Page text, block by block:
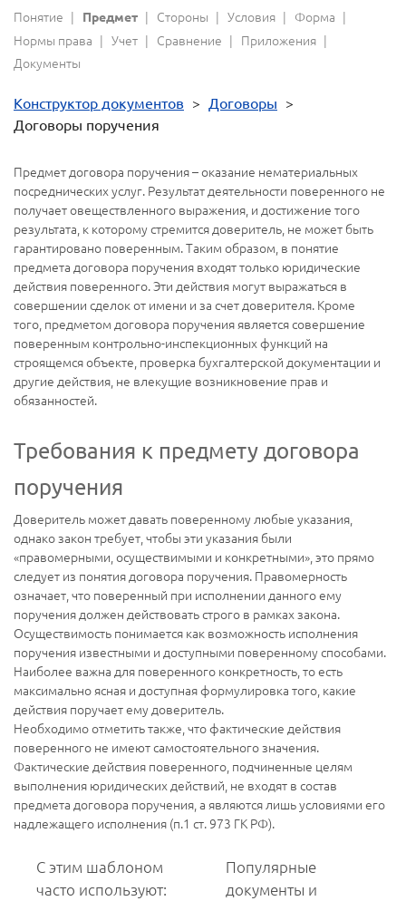
Понятие Предмет Стороны Условия
Форма
Нормы права
Учет Сравнение
Приложения
Документы
Конструктор документов > Договоры >
Договоры поручения
Предмет договора поручения – оказание нематериальных
посреднических услуг. Результат деятельности поверенного не
получает овеществленного выражения, и достижение того
результата, к которому стремится доверитель, не может быть
гарантировано поверенным. Таким образом, в понятие
предмета договора поручения входят только юридические
действия поверенного. Эти действия могут выражаться в
совершении сделок от имени и за счет доверителя. Кроме
того, предметом договора поручения является совершение
поверенным контрольно-инспекционных функций на
строящемся объекте, проверка бухгалтерской документации и
другие действия, не влекущие возникновение прав и
обязанностей.
Требования к предмету договора
поручения
Доверитель может давать поверенному любые указания,
однако закон требует, чтобы эти указания были
«правомерными, осуществимыми и конкретными», это прямо
следует из понятия договора поручения. Правомерность
означает, что поверенный при исполнении данного ему
поручения должен действовать строго в рамках закона.
Осуществимость понимается как возможность исполнения
поручения известными и доступными поверенному способами.
Наиболее важна для поверенного конкретность, то есть
максимально ясная и доступная формулировка того, какие
действия поручает ему доверитель.
Необходимо отметить также, что фактические действия
поверенного не имеют самостоятельного значения.
Фактические действия поверенного, подчиненные целям
выполнения юридических действий, не входят в состав
предмета договора поручения, а являются лишь условиями его
надлежащего исполнения (п.1 ст. 973 ГК РФ).
С этим шаблоном
часто используют:
Популярные
документы и